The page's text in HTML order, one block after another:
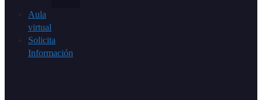
Aula
virtual
Solicita
Información